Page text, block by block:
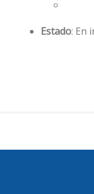
Estado: En